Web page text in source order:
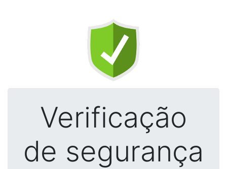
Verificação
de segurança